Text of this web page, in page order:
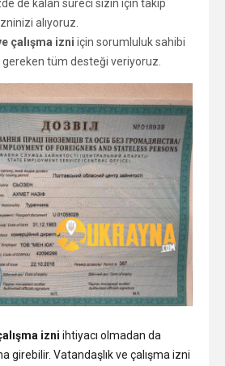
de kalan süreci sizin için takip
alıyoruz.
çalışma izni için sorumluluk sahibi
gereken tüm desteği veriyoruz.
izni ihtiyacı olmadan da
girebilir. Vatandaşlık ve çalışma izni